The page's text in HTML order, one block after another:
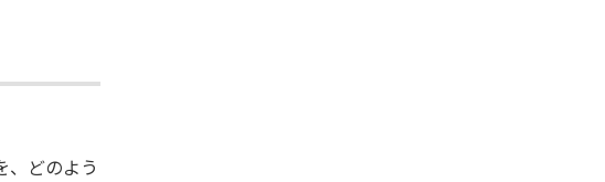
、どのよう